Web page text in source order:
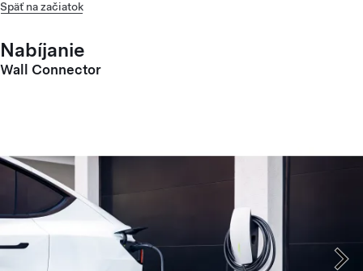
Späť na začiatok
Nabíjanie
Wall Connector